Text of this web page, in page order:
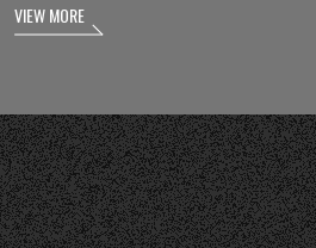
VIEW MORE